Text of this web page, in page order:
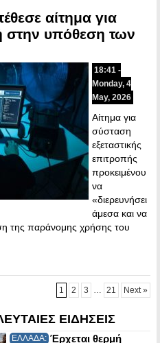
αίτημα για
στην υπόθεση των
18:41 -
Monday, 4
May, 2026
Αίτημα για
σύσταση
εξεταστικής
επιτροπής
προκειμένου
να
«διερευνήσει
άμεσα και να
της παράνομης χρήσης του
1 2 3 21 Next »
ΕΙΔΗΣΕΙΣ
ΕΛΛΑΔΑ: Έρχεται θερμή